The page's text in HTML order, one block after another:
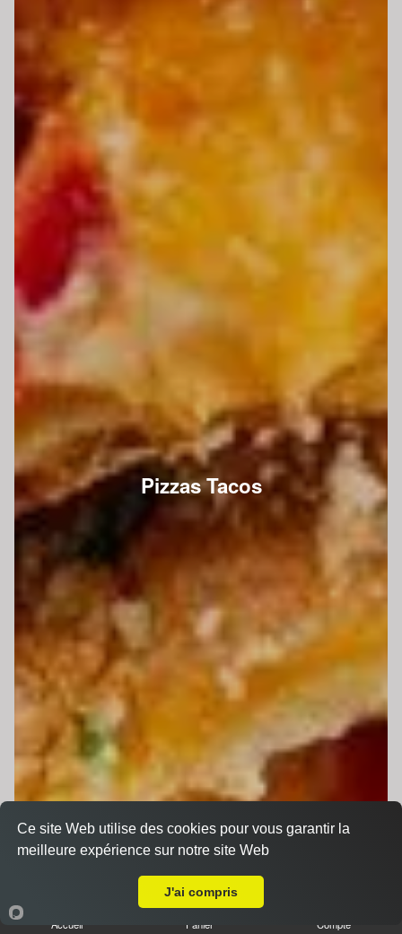
Pizzas Tacos
Accueil Panier Compte
Ce site Web utilise des cookies pour vous garantir la
meilleure expérience sur notre site Web
J'ai compris